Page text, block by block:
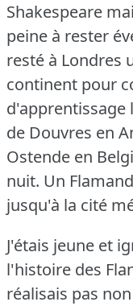
Shakespeare
peine à rester
resté à Londres
continent pour
d'apprentissage
de Douvres en
Ostende en
nuit. Un
jusqu'à la cité
J'étais jeune et
l'histoire des
réalisais pas